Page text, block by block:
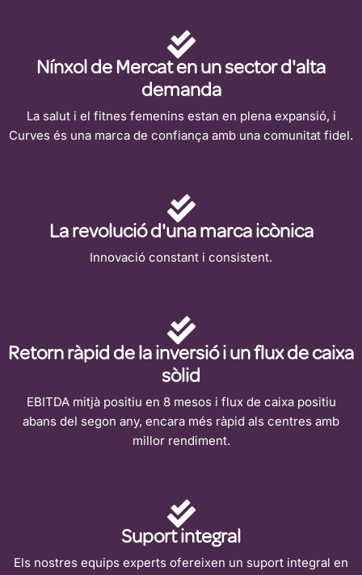
Nínxol de Mercat en un sector d'alta
demanda
La salut i el fitnes femenins estan en plena expansió, i
Curves és una marca de confiança amb una comunitat fidel.
La revolució d'una marca icònica
Innovació constant i consistent.
Retorn ràpid de la inversió i un flux de caixa
sòlid
EBITDA mitjà positiu en 8 mesos i flux de caixa positiu
abans del segon any, encara més ràpid als centres amb
millor rendiment.
Suport integral
Els nostres equips experts ofereixen un suport integral en